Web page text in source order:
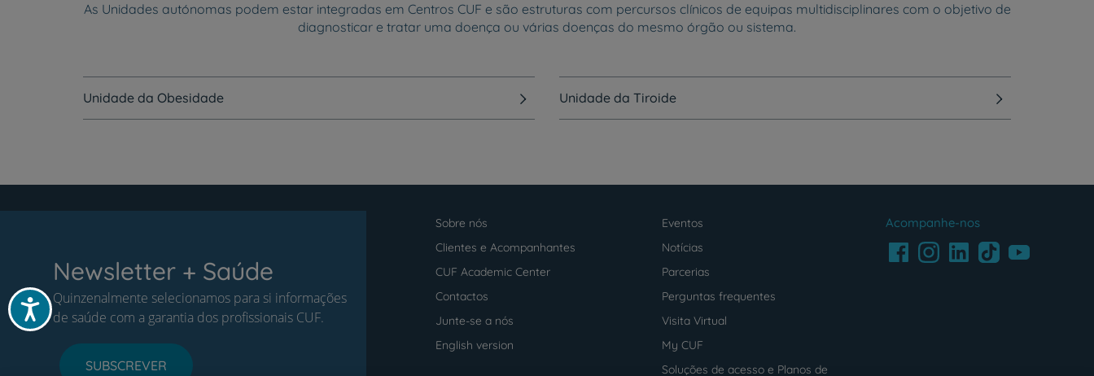
Acessibilidade
As Unidades autónomas podem estar integradas em Centros CUF e são estruturas com percursos clínicos de equipas multidisciplinares com o objetivo de
diagnosticar e tratar uma doença ou várias doenças do mesmo órgão ou sistema.
Unidade da Obesidade Unidade da Tiroide
Newsletter + Saúde
Quinzenalmente selecionamos para si informações
de saúde com a garantia dos profissionais CUF.
SUBSCREVER
footer
Sobre nós
Eventos
Clientes e Acompanhantes
Notícias
CUF Academic Center
Parcerias
Contactos
Perguntas frequentes
Junte-se a nós
Visita Virtual
English version
My CUF
Soluções de acesso e Planos de
Acompanhe-nos
FacebookInstagramLinkedInTikTokYoutube